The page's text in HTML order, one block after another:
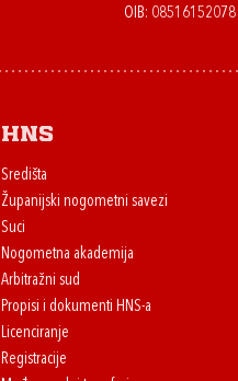
OIB: 08516152078
HNS
Središta
Županijski nogometni savezi
Suci
Nogometna akademija
Arbitražni sud
Propisi i dokumenti HNS-a
Licenciranje
Registracije